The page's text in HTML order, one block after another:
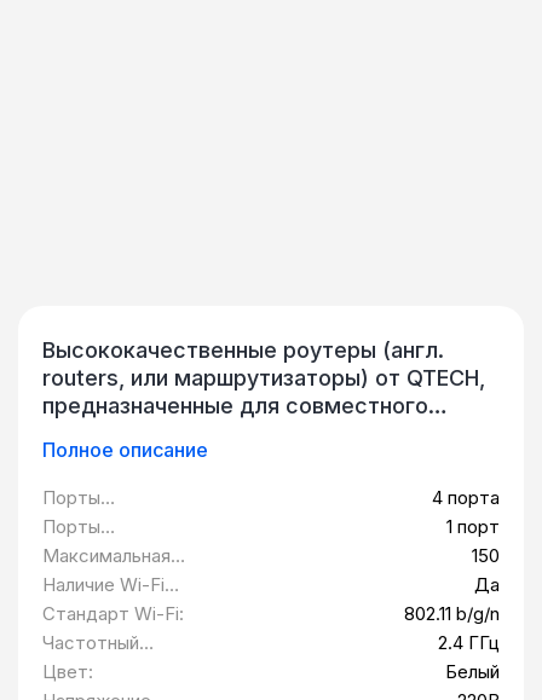
Высококачественные роутеры (англ.
routers, или маршрутизаторы) от QTECH,
предназначенные для совместного
локальных домашних, корпоративных,
ведомственных и промышленных сетей.
Каталог оборудования включает
компактные устройства, получающие
доступ к интернет-каналу оператора
связи и «раздающие» доступ к Интернет-
сети на стороне клиента по различных
технологиям, что позволяет подобрать
оптимальное решение для конкретной
Полное описание
Порты
10/100BASE-T
(LAN):
4 порта
Порты
10/100BASE-T
(WAN):
1 порт
Максимальная
скорость
соединения Wi-Fi,
Мбит/с:
150
Наличие Wi-Fi
модуля:
Да
Стандарт Wi-Fi:
802.11 b/g/n
Частотный
диапазон:
2.4 ГГц
Цвет:
Белый